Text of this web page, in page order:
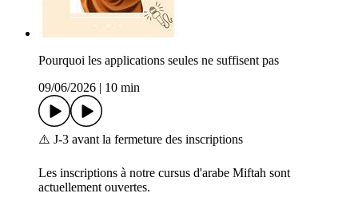
Pourquoi les applications seules ne suffisent pas
09/06/2026
10 min
⚠️ J-3 avant la fermeture des inscriptions
Les inscriptions à notre cursus d'arabe Miftah sont
actuellement ouvertes.